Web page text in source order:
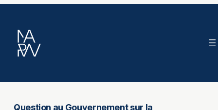
contenu
Question au Gouvernement sur la